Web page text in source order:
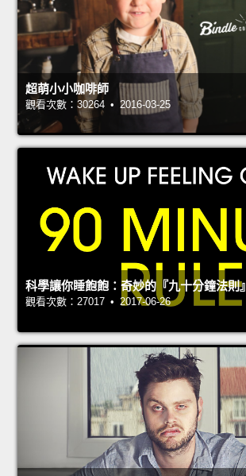
超萌小小咖啡師
觀看次數：30264 • 2016-03-25
科學讓你睡飽飽：奇妙的『九十分鐘法則』
觀看次數：27017 • 2017-06-26